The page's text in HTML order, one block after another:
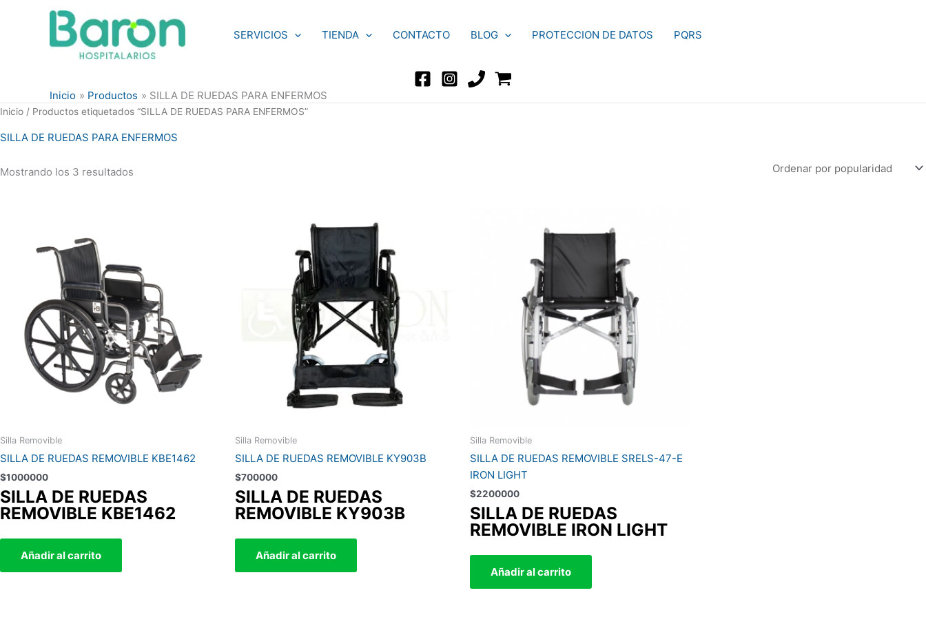
SERVICIOS TIENDA CONTACTO BLOG PROTECCION DE DATOS PQRS
Inicio Productos SILLA DE RUEDAS PARA ENFERMOS
Inicio / Productos etiquetados “SILLA DE RUEDAS PARA ENFERMOS”
SILLA DE RUEDAS PARA ENFERMOS
Mostrando los 3 resultados
popularidad
Silla Removible
SILLA DE RUEDAS REMOVIBLE KBE1462
$1000000
SILLA DE RUEDAS
REMOVIBLE KBE1462
Añadir al carrito
Silla Removible
SILLA DE RUEDAS REMOVIBLE KY903B
$700000
SILLA DE RUEDAS
REMOVIBLE KY903B
Añadir al carrito
Silla Removible
SILLA DE RUEDAS REMOVIBLE SRELS-47-E
IRON LIGHT
$2200000
SILLA DE RUEDAS
REMOVIBLE IRON LIGHT
Añadir al carrito